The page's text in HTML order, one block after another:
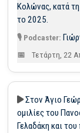
Κολώνας, κατά
το 2025.
Τετάρτη, 22
Στον Άγιο
ομιλίες του
Γελαδάκη και